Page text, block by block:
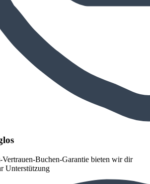
Buchen-Garantie bieten wir dir
Unterstützung